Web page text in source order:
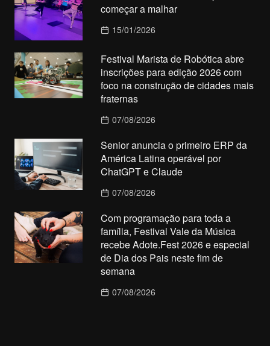
começar a malhar
15/01/2026
Festival Marista de Robótica abre
inscrições para edição 2026 com
foco na construção de cidades mais
fraternas
07/08/2026
Senior anuncia o primeiro ERP da
América Latina operável por
ChatGPT e Claude
07/08/2026
Com programação para toda a
família, Festival Vale da Música
recebe Adote.Fest 2026 e especial
de Dia dos Pais neste fim de
semana
07/08/2026